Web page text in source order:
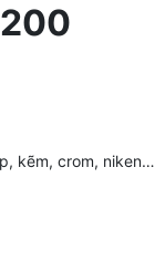
kẽm, crom, niken…